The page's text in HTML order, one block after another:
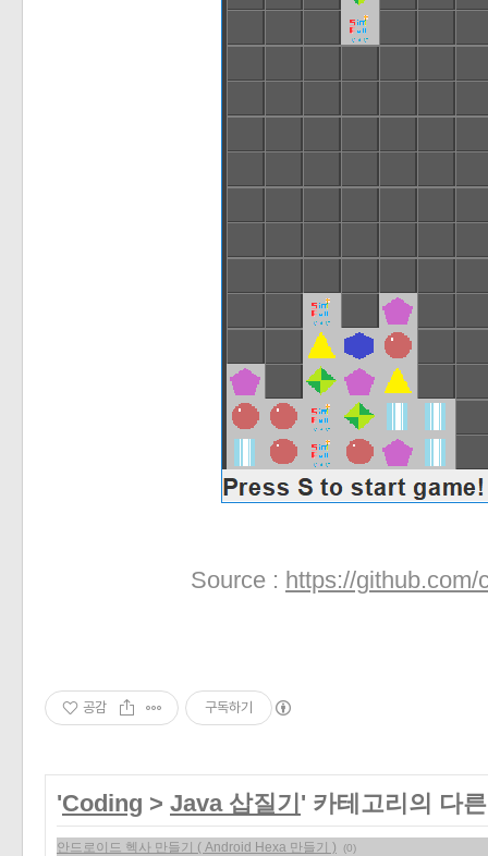
Source : https://github.com/
공감 구독하기
'Coding > Java 삽질기 ' 카테고리의 다
안드로이드 헥사 만들기 ( Android Hexa 만들기 ) (0)